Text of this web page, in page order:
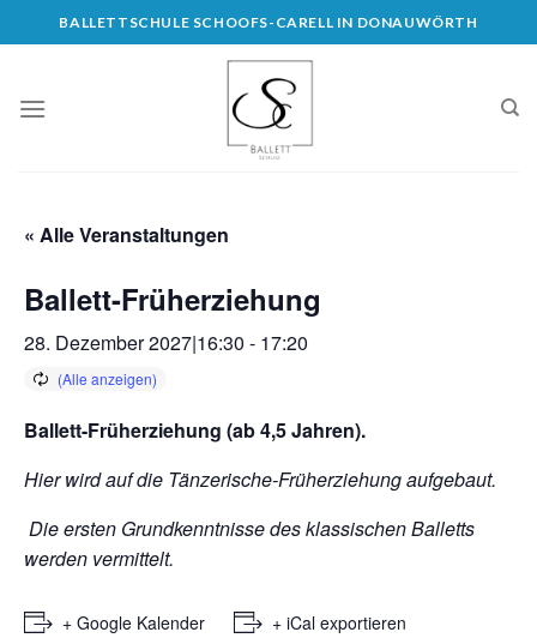
to
BALLETTSCHULE SCHOOFS-CARELL IN DONAUWÖRTH
« Alle Veranstaltungen
Ballett-Früherziehung
28. Dezember 2027|16:30 - 17:20
Ballett-Früherziehung (ab 4,5 Jahren).
Hier wird auf die Tänzerische-Früherziehung aufgebaut.
Die ersten Grundkenntnisse des klassischen Balletts
werden vermittelt.
+ Google Kalender + iCal exportieren